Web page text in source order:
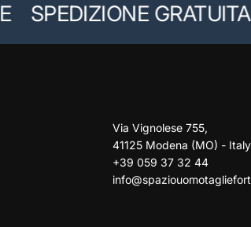
SPEDIZIONE GRATUITA
Via Vignolese 755,
41125 Modena (MO) - Italy
+39 059 37 32 44